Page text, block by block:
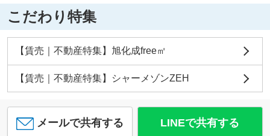
こだわり特集
【賃売｜不動産特集】旭化成free㎡
【賃売｜不動産特集】シャーメゾンZEH
メールで共有する LINEで共有する